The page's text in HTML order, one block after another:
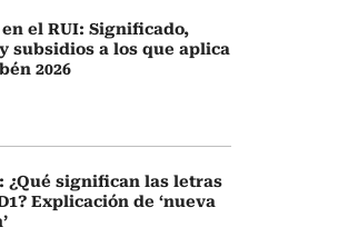
en el RUI: Significado,
subsidios a los que aplica
2026
¿Qué significan las letras
Explicación de ‘nueva